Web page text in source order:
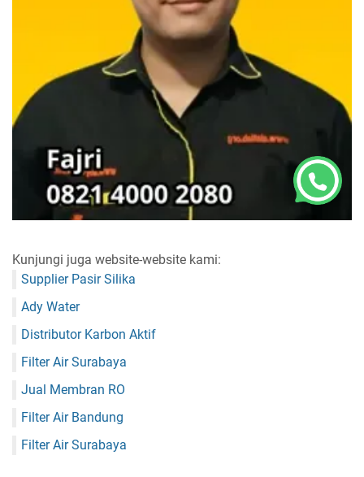
Kunjungi juga website-website kami:
Supplier Pasir Silika
Ady Water
Distributor Karbon Aktif
Filter Air Surabaya
Jual Membran RO
Filter Air Bandung
Filter Air Surabaya